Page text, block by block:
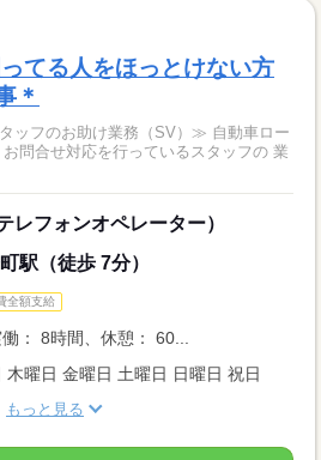
てる人をほっとけない方
＊
ッフのお助け業務（SV）≫ 自動車ロー
問合せ対応を行っているスタッフの 業
レフォンオペレーター）
駅（徒歩 7分）
全額支給
： 8時間、休憩： 60...
木曜日 金曜日 土曜日 日曜日 祝日
もっと見る